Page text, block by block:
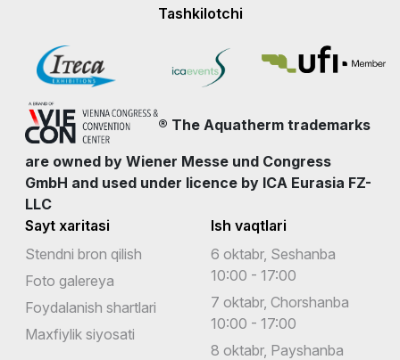
Tashkilotchi
® The Aquatherm trademarks
are owned by Wiener Messe und Congress
GmbH and used under licence by ICA Eurasia FZ-
LLC
Sayt xaritasi
Stendni bron qilish
Foto galereya
Foydalanish shartlari
Maxfiylik siyosati
Ish vaqtlari
6 oktabr, Seshanba
10:00 - 17:00
7 oktabr, Chorshanba
10:00 - 17:00
8 oktabr, Payshanba